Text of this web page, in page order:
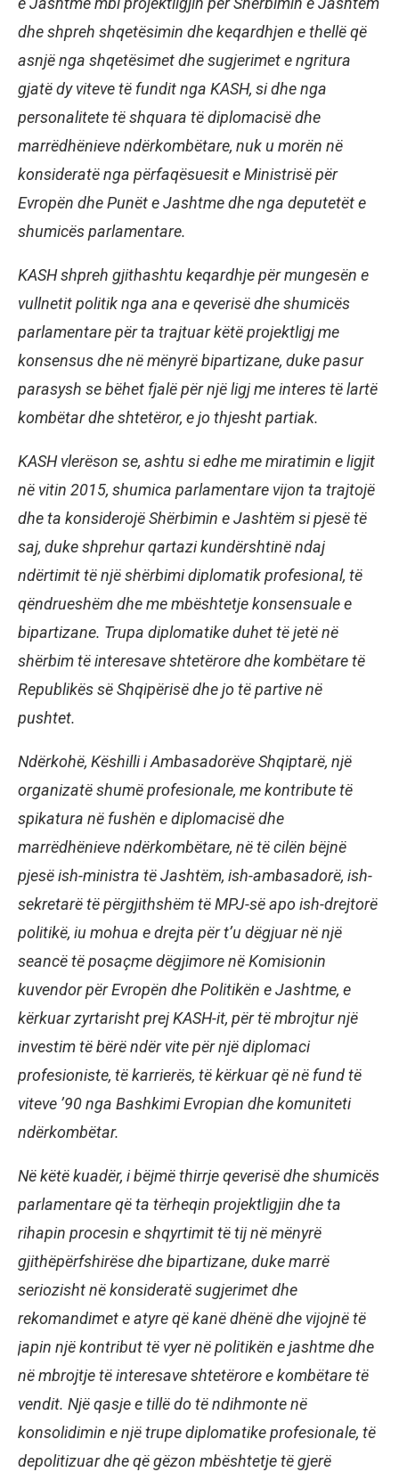
dhe shpreh shqetësimin dhe keqardhjen e thellë që
asnjë nga shqetësimet dhe sugjerimet e ngritura
gjatë dy viteve të fundit nga KASH, si dhe nga
personalitete të shquara të diplomacisë dhe
marrëdhënieve ndërkombëtare, nuk u morën në
konsideratë nga përfaqësuesit e Ministrisë për
Evropën dhe Punët e Jashtme dhe nga deputetët e
shumicës parlamentare.
KASH shpreh gjithashtu keqardhje për mungesën e
vullnetit politik nga ana e qeverisë dhe shumicës
parlamentare për ta trajtuar këtë projektligj me
konsensus dhe në mënyrë bipartizane, duke pasur
parasysh se bëhet fjalë për një ligj me interes të lartë
kombëtar dhe shtetëror, e jo thjesht partiak.
KASH vlerëson se, ashtu si edhe me miratimin e ligjit
në vitin 2015, shumica parlamentare vijon ta trajtojë
dhe ta konsiderojë Shërbimin e Jashtëm si pjesë të
saj, duke shprehur qartazi kundërshtinë ndaj
ndërtimit të një shërbimi diplomatik profesional, të
qëndrueshëm dhe me mbështetje konsensuale e
bipartizane. Trupa diplomatike duhet të jetë në
shërbim të interesave shtetërore dhe kombëtare të
Republikës së Shqipërisë dhe jo të partive në
pushtet.
Ndërkohë, Këshilli i Ambasadorëve Shqiptarë, një
organizatë shumë profesionale, me kontribute të
spikatura në fushën e diplomacisë dhe
marrëdhënieve ndërkombëtare, në të cilën bëjnë
pjesë ish-ministra të Jashtëm, ish-ambasadorë, ish-
sekretarë të përgjithshëm të MPJ-së apo ish-drejtorë
politikë, iu mohua e drejta për t’u dëgjuar në një
seancë të posaçme dëgjimore në Komisionin
kuvendor për Evropën dhe Politikën e Jashtme, e
kërkuar zyrtarisht prej KASH-it, për të mbrojtur një
investim të bërë ndër vite për një diplomaci
profesioniste, të karrierës, të kërkuar që në fund të
viteve ’90 nga Bashkimi Evropian dhe komuniteti
ndërkombëtar.
Në këtë kuadër, i bëjmë thirrje qeverisë dhe shumicës
parlamentare që ta tërheqin projektligjin dhe ta
rihapin procesin e shqyrtimit të tij në mënyrë
gjithëpërfshirëse dhe bipartizane, duke marrë
seriozisht në konsideratë sugjerimet dhe
rekomandimet e atyre që kanë dhënë dhe vijojnë të
japin një kontribut të vyer në politikën e jashtme dhe
në mbrojtje të interesave shtetërore e kombëtare të
vendit. Një qasje e tillë do të ndihmonte në
konsolidimin e një trupe diplomatike profesionale, të
depolitizuar dhe që gëzon mbështetje të gjerë